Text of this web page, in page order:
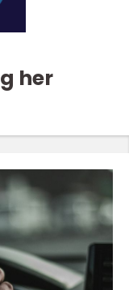
her